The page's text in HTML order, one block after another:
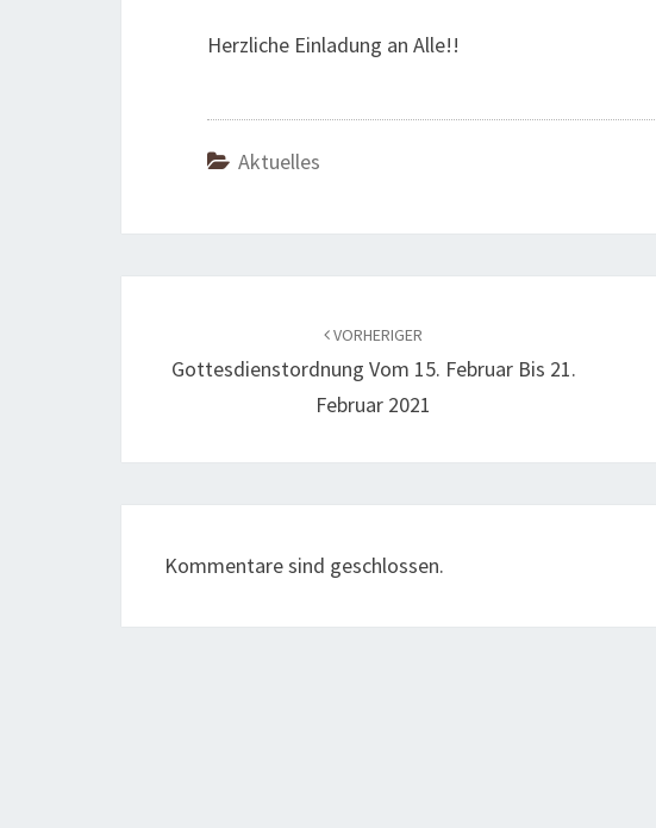
Herzliche Einladung an Alle!!
Aktuelles
VORHERIGER
Gottesdienstordnung Vom 15. Februar Bis 21.
Februar 2021
Kommentare sind geschlossen.